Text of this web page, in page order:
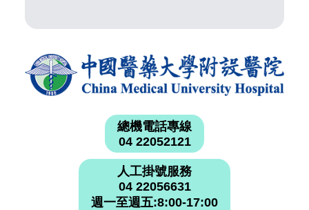
總機電話專線
04 22052121
人工掛號服務
04 22056631
週一至週五:8:00-17:00